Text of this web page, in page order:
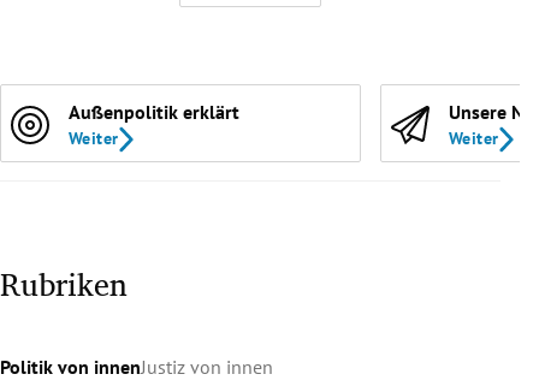
Außenpolitik erklärt
Weiter
Unsere
Weiter
Rubriken
Politik von innenJustiz von innen